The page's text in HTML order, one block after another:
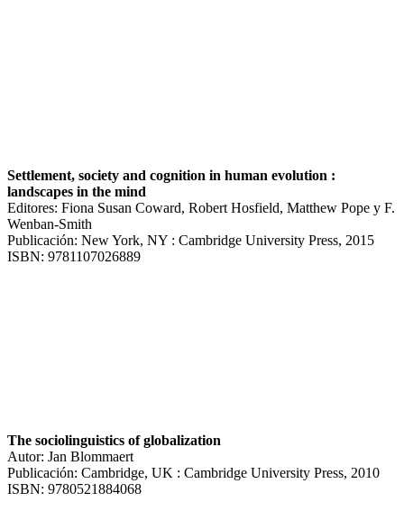
Settlement, society and cognition in human evolution :
landscapes in the mind
Editores: Fiona Susan Coward, Robert Hosfield, Matthew Pope y F.
Wenban-Smith
Publicación: New York, NY : Cambridge University Press, 2015
ISBN: 9781107026889
The sociolinguistics of globalization
Autor: Jan Blommaert
Publicación: Cambridge, UK : Cambridge University Press, 2010
ISBN: 9780521884068